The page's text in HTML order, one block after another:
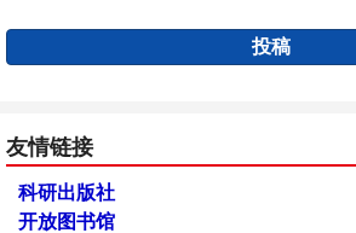
投稿
友情链接
科研出版社
开放图书馆